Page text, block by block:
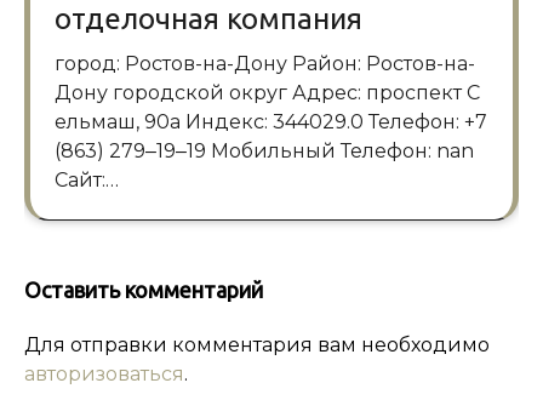
отделочная компания
город: Ростов-на-Дону Район: Ростов-на-
Дону городской округ Адрес: проспект С
ельмаш, 90а Индекс: 344029.0 Телефон: +7
(863) 279‒19‒19 Мобильный Телефон: nan
Сайт:…
Оставить комментарий
Для отправки комментария вам необходимо
авторизоваться.